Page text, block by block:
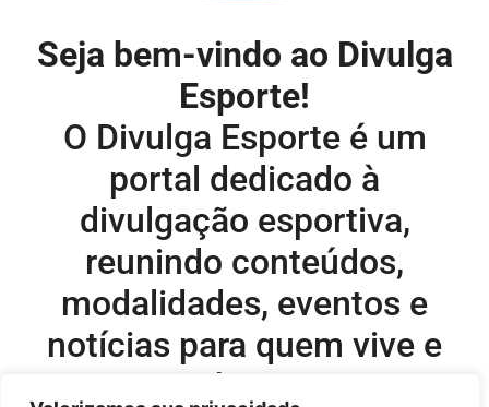
Seja bem-vindo ao Divulga
Esporte!
O Divulga Esporte é um
portal dedicado à
divulgação esportiva,
reunindo conteúdos,
modalidades, eventos e
notícias para quem vive e
acompanha o esporte.